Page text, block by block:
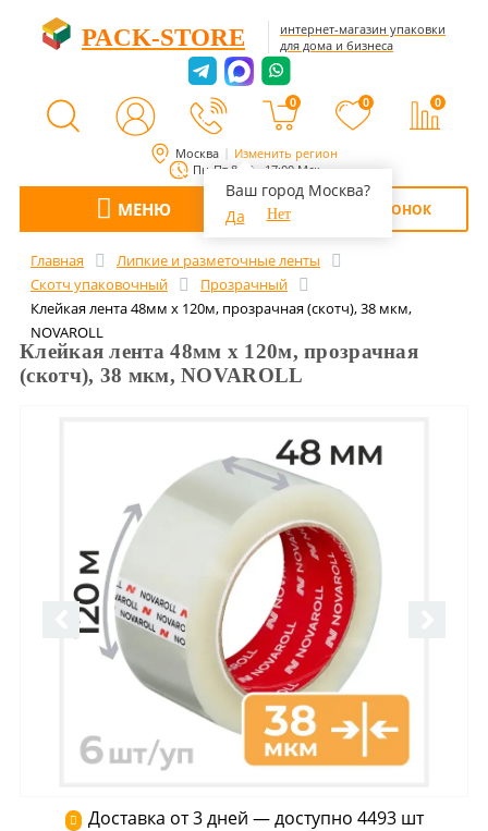
Москва Изменить регион
Ваш город Москва?
Да
Нет
Пн-Пт 8:00 - 17:00 Мск
PACK-STORE
интернет-магазин упаковки
для дома и бизнеса
0 0 0
МЕНЮ ОБРАТНЫЙ ЗВОНОК
Главная
Липкие и разметочные ленты
Скотч упаковочный
Прозрачный
Клейкая лента 48мм х 120м, прозрачная (скотч), 38 мкм,
NOVAROLL
Клейкая лента 48мм х 120м, прозрачная
(скотч), 38 мкм, NOVAROLL
Доставка от 3 дней — доступно 4493 шт